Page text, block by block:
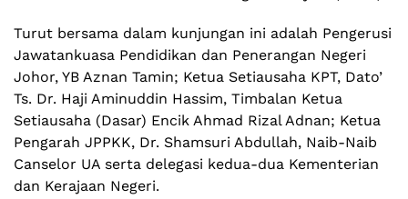
Turut bersama dalam kunjungan ini adalah Pengerusi
Jawatankuasa Pendidikan dan Penerangan Negeri
Johor, YB Aznan Tamin; Ketua Setiausaha KPT, Dato’
Ts. Dr. Haji Aminuddin Hassim, Timbalan Ketua
Setiausaha (Dasar) Encik Ahmad Rizal Adnan; Ketua
Pengarah JPPKK, Dr. Shamsuri Abdullah, Naib-Naib
Canselor UA serta delegasi kedua-dua Kementerian
dan Kerajaan Negeri.